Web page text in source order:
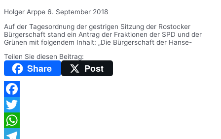
Holger Arppe 6. September 2018
Auf der Tagesordnung der gestrigen Sitzung der Rostocker
Bürgerschaft stand ein Antrag der Fraktionen der SPD und der
Grünen mit folgendem Inhalt: „Die Bürgerschaft der Hanse-
Teilen Sie diesen Beitrag:
Share Post
Facebook
Twitter
WhatsApp